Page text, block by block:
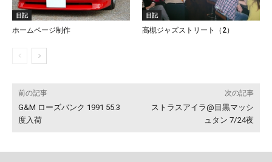
日記
ホームページ制作
日記
高槻ジャズストリート（2）
前の記事
G&M ローズバンク 1991 55.3
度入荷
次の記事
ストラスアイラ@目黒マッシ
ュタン 7/24夜